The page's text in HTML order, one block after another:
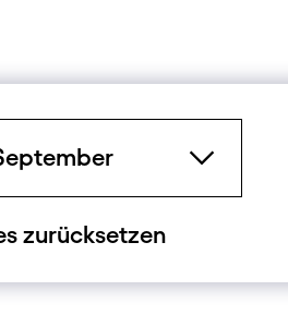
zurücksetzen